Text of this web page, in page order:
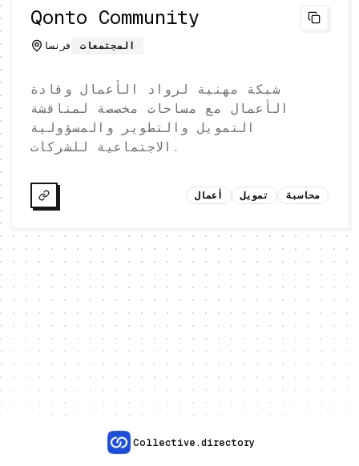
Qonto Community
فرنسا المجتمعات
شبكة مهنية لرواد الأعمال وقادة
الأعمال مع مساحات مخصصة لمناقشة
التمويل والتطوير والمسؤولية
الاجتماعية للشركات.
أعمال تمويل محاسبة
Collective.directory